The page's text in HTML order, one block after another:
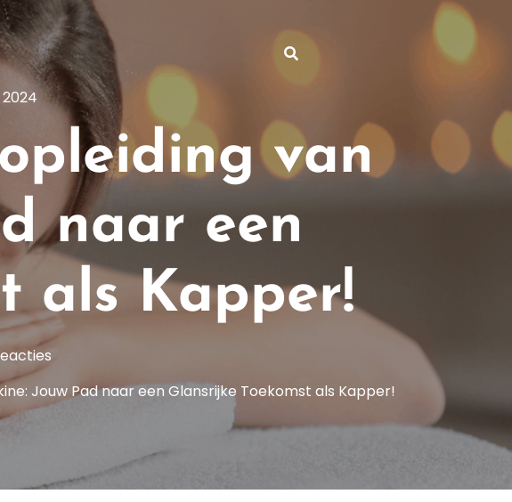
van
naar een
als Kapper!
Jouw Pad naar een Glansrijke Toekomst als Kapper!